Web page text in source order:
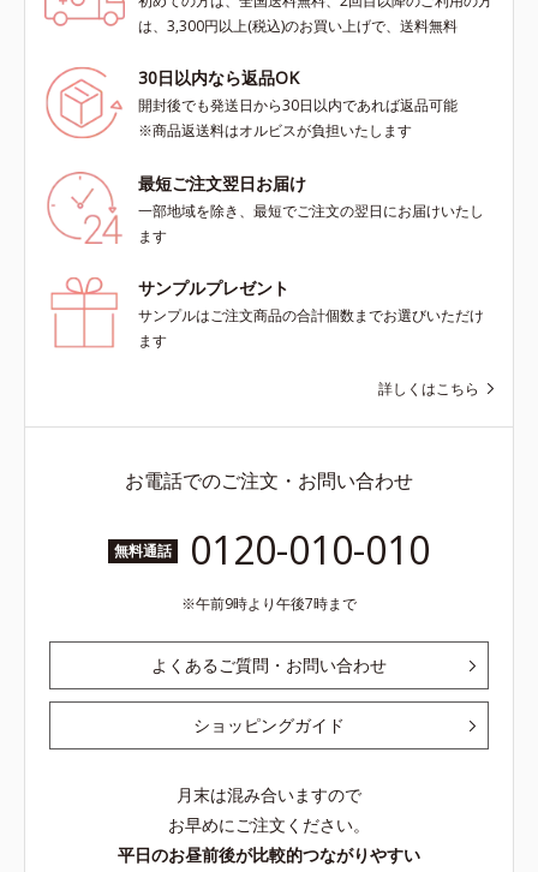
は、3,300円以上(税込)のお買い上げで、送料無料
30日以内なら返品OK
開封後でも発送日から30日以内であれば返品可能
※商品返送料はオルビスが負担いたします
最短ご注文翌日お届け
一部地域を除き、最短でご注文の翌日にお届けいたし
ます
サンプルプレゼント
サンプルはご注文商品の合計個数までお選びいただけ
ます
詳しくはこちら
お電話でのご注文・お問い合わせ
無料通話 0120-010-010
午前9時より午後7時まで
よくあるご質問・お問い合わせ
ショッピングガイド
月末は混み合いますので
お早めにご注文ください。
平日のお昼前後が比較的つながりやすい